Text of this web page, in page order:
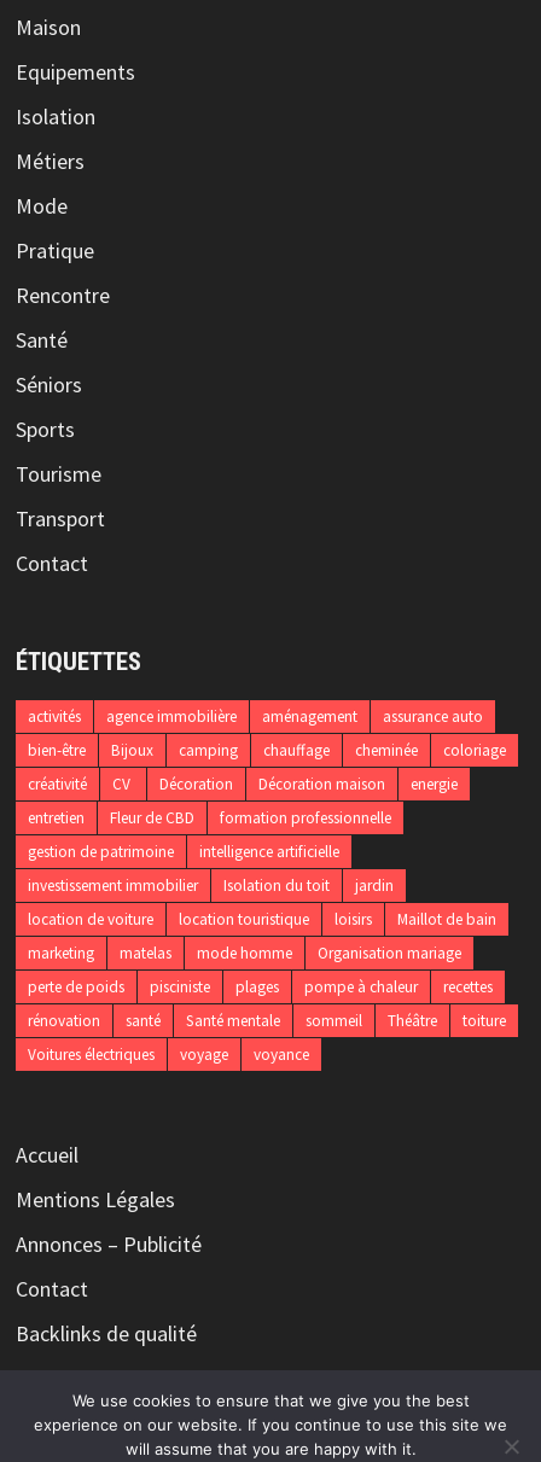
Maison
Equipements
Isolation
Métiers
Mode
Pratique
Rencontre
Santé
Séniors
Sports
Tourisme
Transport
Contact
ÉTIQUETTES
activités agence immobilière aménagement
assurance auto
bien-être
Bijoux camping chauffage cheminée
coloriage
créativité
CV Décoration Décoration maison
energie
entretien
Fleur de CBD
formation professionnelle
gestion de patrimoine
intelligence artificielle
investissement immobilier
Isolation du toit
jardin
location de voiture
location touristique loisirs
Maillot de bain
marketing
matelas mode homme
Organisation mariage
perte de poids
pisciniste plages pompe à chaleur
recettes
rénovation
santé Santé mentale sommeil Théâtre
toiture
Voitures électriques
voyage voyance
Accueil
Mentions Légales
Annonces – Publicité
Contact
Backlinks de qualité
Copyright © 2026Le magazine qui n'a rien à dire mais tout à
We use cookies to ensure that we give you the best
experience on our website. If you continue to use this site we
will assume that you are happy with it.